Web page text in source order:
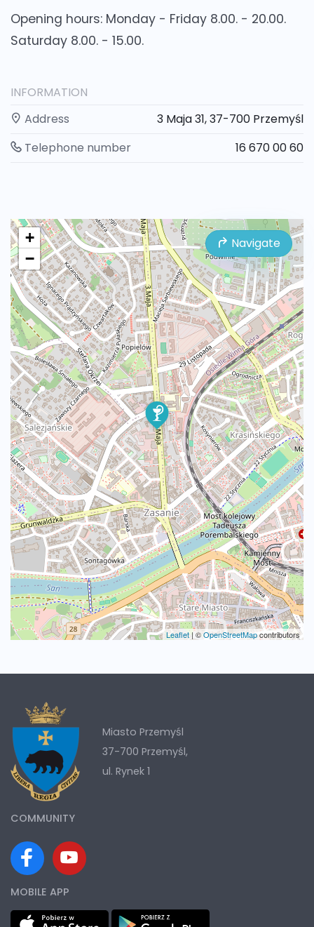
Opening hours: Monday - Friday 8.00. - 20.00.
Saturday 8.00. - 15.00.
INFORMATION
Address
3 Maja 31, 37-700 Przemyśl
Telephone number
16 670 00 60
Navigate
+
−
Leaflet|©OpenStreetMapcontributors
Miasto Przemyśl
37-700 Przemyśl,
ul. Rynek 1
COMMUNITY
MOBILE APP